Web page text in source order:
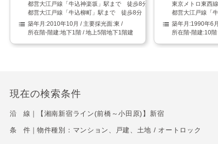
都営大江戸線「牛込神楽坂」駅まで 徒歩8分
都営大江戸線「牛込柳町」駅まで 徒歩8分
2010年10月
東
地下1階 / 地上5階地下1階建
東京メトロ東西
都営大江戸線「
1990年6
10
現在の検索条件
沿 線｜ 【湘南新宿ライン(前橋～小田原)】新宿
条 件｜ 物件種別：マンション、戸建、土地 / オートロック